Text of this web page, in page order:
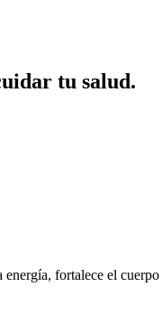
tu salud.
fortalece el